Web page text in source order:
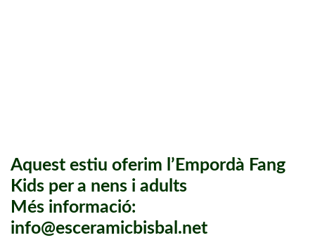
Aquest estiu oferim l’Empordà Fang
Kids per a nens i adults
Més informació:
info@esceramicbisbal.net